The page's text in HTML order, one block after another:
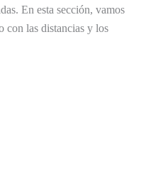
En esta sección, vamos
con las distancias y los